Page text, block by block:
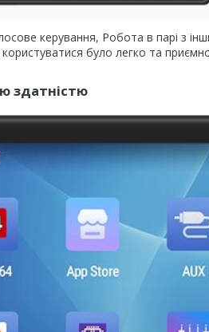
керування, Робота в парі з
було легко та
здатністю